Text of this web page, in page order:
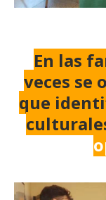
En las
veces se
que